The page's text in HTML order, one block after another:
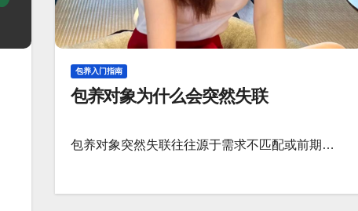
包养入门指南
包养对象为什么会突然失联
包养对象突然失联往往源于需求不匹配或前期…